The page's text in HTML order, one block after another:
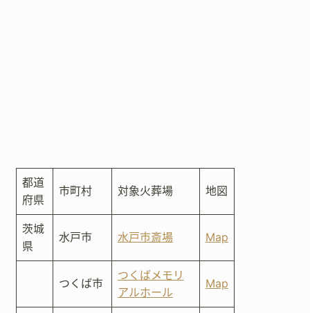
都道
府県
市町村 対象火葬場 地図
茨城
県
水戸市 水戸市斎場 Map
つくば市
つくばメモリ
アルホール
Map